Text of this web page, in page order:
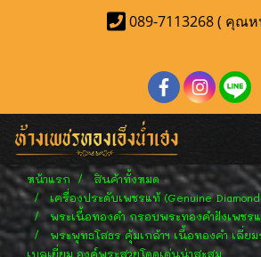
089-7113268 ( คุณ
หน้าแรก
สินค้าทั้งหมด
เครื่องประดับเพชรแท้ (Genuine
พระเนื้อทองคำ กรอบพระทองคำฝังเพชร
พระพุทธโสธร คุ้มเกล้าฯ เนื้อทองคำ เลี่ย
เบลเยี่ยม องค์พระสวยโดดเด่นน่าสะสม